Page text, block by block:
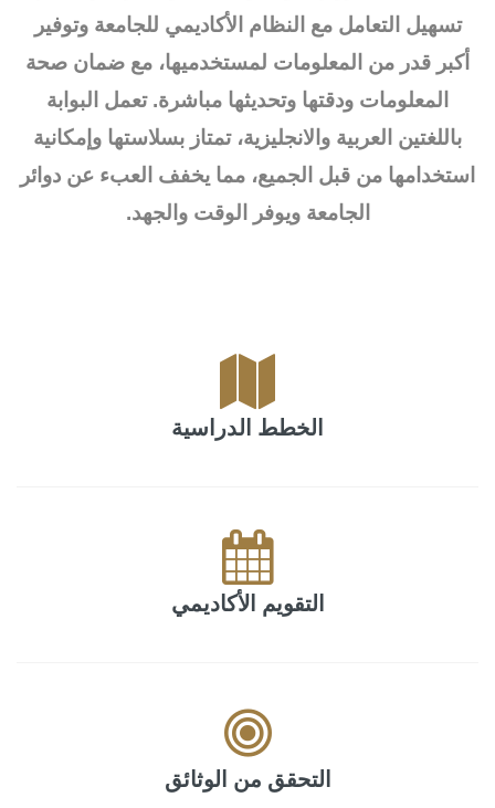
تسهيل التعامل مع النظام الأكاديمي للجامعة وتوفير
أكبر قدر من المعلومات لمستخدميها، مع ضمان صحة
المعلومات ودقتها وتحديثها مباشرة. تعمل البوابة
باللغتين العربية والانجليزية، تمتاز بسلاستها وإمكانية
استخدامها من قبل الجميع، مما يخفف العبء عن دوائر
الجامعة ويوفر الوقت والجهد.
الخطط الدراسية
التقويم الأكاديمي
التحقق من الوثائق